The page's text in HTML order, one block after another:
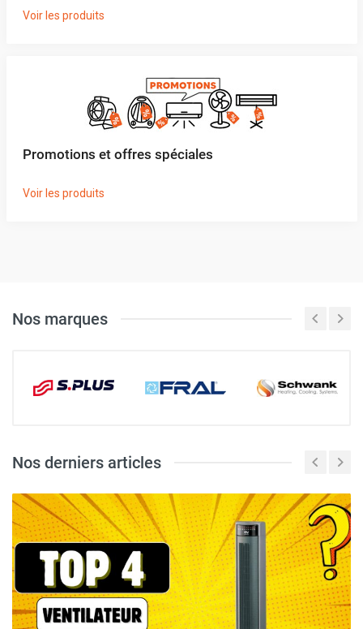
Voir les produits
Promotions et offres spéciales
Voir les produits
Nos marques
Nos derniers articles